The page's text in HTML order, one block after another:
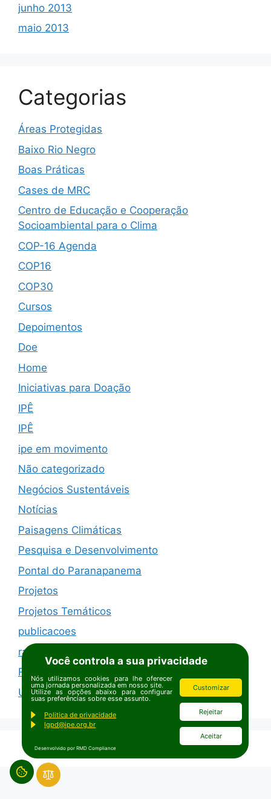
junho 2013
maio 2013
Categorias
Áreas Protegidas
Baixo Rio Negro
Boas Práticas
Cases de MRC
Centro de Educação e Cooperação
Socioambiental para o Clima
COP-16 Agenda
COP16
COP30
Cursos
Depoimentos
Doe
Home
Iniciativas para Doação
IPÊ
IPÊ
ipe em movimento
Não categorizado
Negócios Sustentáveis
Notícias
Paisagens Climáticas
Pesquisa e Desenvolvimento
Pontal do Paranapanema
Projetos
Projetos Temáticos
publicacoes
ra.2022
Relatórios Anuais
Uncategorised
Você controla a sua privacidade
Nós utilizamos cookies para lhe oferecer
uma jornada personalizada em nosso site.
Utilize as opções abaixo para configurar
suas preferências sobre esse assunto.
Politica de privacidade
lgpd@ipe.org.br
Customizar
Rejeitar
Aceitar
Desenvolvido por RMD Compliance